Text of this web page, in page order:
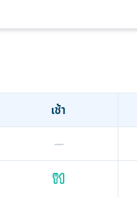
เช้า
—